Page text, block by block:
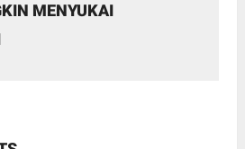
MENYUKAI